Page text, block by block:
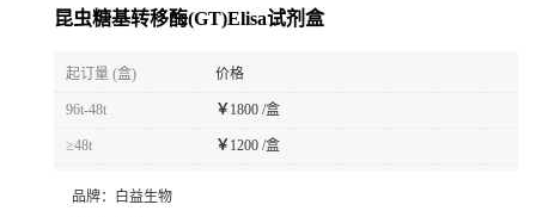
昆虫糖基转移酶(GT)Elisa试剂盒
起订量 (盒) 价格
96t-48t ￥ 1800 /盒
≥48t ￥ 1200 /盒
品牌：
白益生物